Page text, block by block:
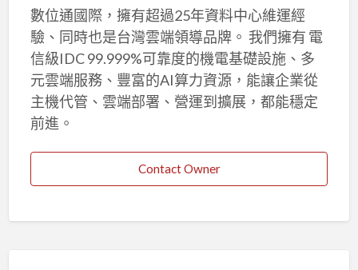
數位通國際，擁有超過25年資料中心維運經
驗、同時也是台灣雲端領導品牌。 我們擁有 電
信級IDC 99.999%可靠度的機電基礎設施、多
元雲端服務、豐富的AI算力資源，能讓企業從
主機代管、雲端部署、營運到擴展，都能穩定
前進。
Contact Owner